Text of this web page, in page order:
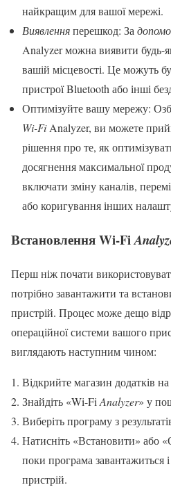
найкращим для вашої мережі.
Виявленняперешкод: За
Analyzer можна виявити будь-
вашій місцевості. Це можуть
пристрої Bluetooth або інші
Оптимізуйте вашу мережу:
Wi-FiAnalyzer, ви можете
рішення про те, як
досягнення максимальної
включати зміну каналів,
або коригування інших
Встановлення Wi-Fi
Перш ніж почати
потрібно завантажити та
пристрій. Процес може дещо
операційної системи вашого
виглядають наступним чином:
Відкрийте магазин додатків
Знайдіть «Wi-Fi Analyzer» у
Виберіть програму з
Натисніть «Встановити» або
поки програма завантажиться
пристрій.